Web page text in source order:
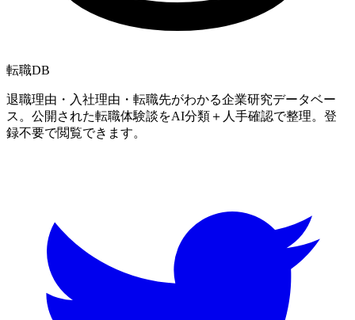
転職DB
退職理由・入社理由・転職先がわかる企業研究データベー
ス。公開された転職体験談をAI分類＋人手確認で整理。登
録不要で閲覧できます。